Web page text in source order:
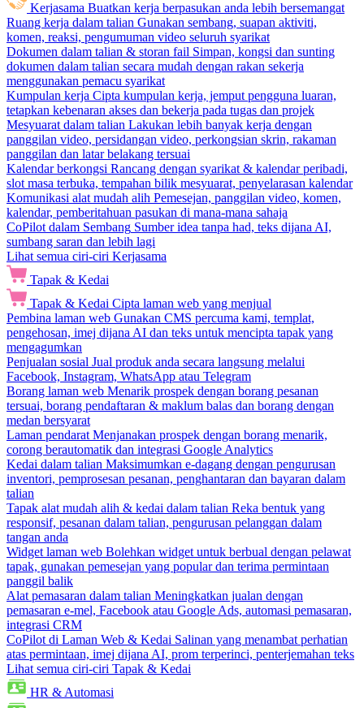
Kerjasama Buatkan kerja berpasukan anda lebih bersemangat
Ruang kerja dalam talian Gunakan sembang, suapan aktiviti,
komen, reaksi, pengumuman video seluruh syarikat
Dokumen dalam talian & storan fail Simpan, kongsi dan sunting
dokumen dalam talian secara mudah dengan rakan sekerja
menggunakan pemacu syarikat
Kumpulan kerja Cipta kumpulan kerja, jemput pengguna luaran,
tetapkan kebenaran akses dan bekerja pada tugas dan projek
Mesyuarat dalam talian Lakukan lebih banyak kerja dengan
panggilan video, persidangan video, perkongsian skrin, rakaman
panggilan dan latar belakang tersuai
Kalendar berkongsi Rancang dengan syarikat & kalendar peribadi,
slot masa terbuka, tempahan bilik mesyuarat, penyelarasan kalendar
Komunikasi alat mudah alih Pemesejan, panggilan video, komen,
kalendar, pemberitahuan pasukan di mana-mana sahaja
CoPilot dalam Sembang Sumber idea tanpa had, teks dijana AI,
sumbang saran dan lebih lagi
Lihat semua ciri-ciri Kerjasama
Tapak & Kedai
Tapak & Kedai Cipta laman web yang menjual
Pembina laman web Gunakan CMS percuma kami, templat,
pengehosan, imej dijana AI dan teks untuk mencipta tapak yang
mengagumkan
Penjualan sosial Jual produk anda secara langsung melalui
Facebook, Instagram, WhatsApp atau Telegram
Borang laman web Menarik prospek dengan borang pesanan
tersuai, borang pendaftaran & maklum balas dan borang dengan
medan bersyarat
Laman pendarat Menjanakan prospek dengan borang menarik,
corong berautomatik dan integrasi Google Analytics
Kedai dalam talian Maksimumkan e-dagang dengan pengurusan
inventori, pemprosesan pesanan, penghantaran dan bayaran dalam
talian
Tapak alat mudah alih & kedai dalam talian Reka bentuk yang
responsif, pesanan dalam talian, pengurusan pelanggan dalam
tangan anda
Widget laman web Bolehkan widget untuk berbual dengan pelawat
tapak, gunakan pemesejan yang popular dan terima permintaan
panggil balik
Alat pemasaran dalam talian Meningkatkan jualan dengan
pemasaran e-mel, Facebook atau Google Ads, automasi pemasaran,
integrasi CRM
CoPilot di Laman Web & Kedai Salinan yang menambat perhatian
atas permintaan, imej dijana AI, prom terperinci, penterjemahan teks
Lihat semua ciri-ciri Tapak & Kedai
HR & Automasi